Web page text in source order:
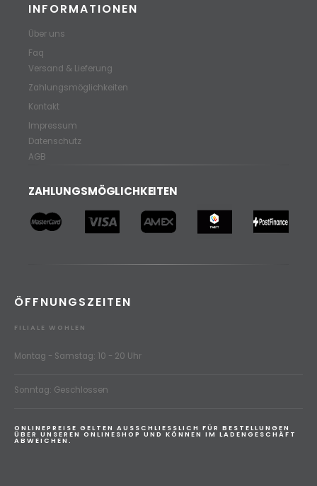
INFORMATIONEN
Über uns
Faq
Versand & Lieferung
Zahlungsmöglichkeiten
Kontakt
Impressum
Datenschutz
AGB
ZAHLUNGSMÖGLICHKEITEN
ÖFFNUNGSZEITEN
FILIALE WOHLEN
Montag - Samstag: 10 - 20 Uhr
Sonntag: Geschlossen
ONLINEPREISE GELTEN AUSSCHLIESSLICH FÜR BESTELLUNGEN
ÜBER UNSEREN ONLINESHOP UND KÖNNEN IM LADENGESCHÄFT
ABWEICHEN.